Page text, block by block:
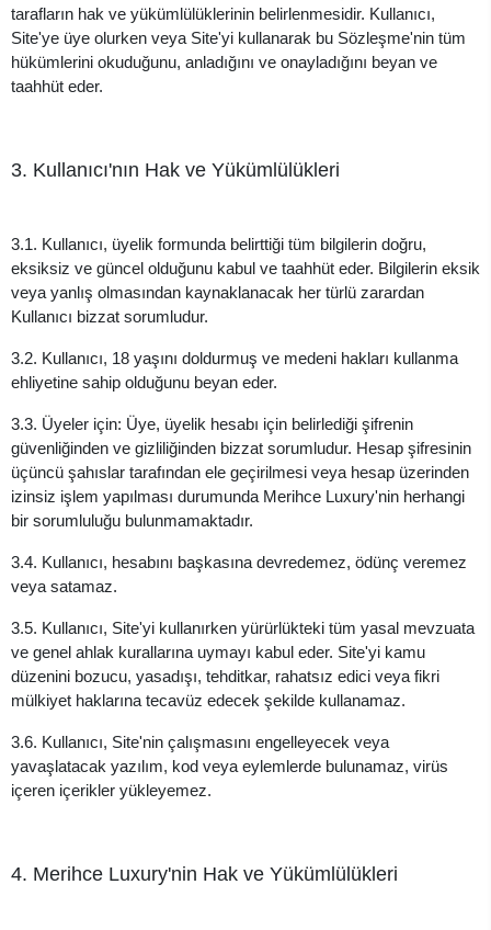
tarafların hak ve yükümlülüklerinin belirlenmesidir. Kullanıcı,
Site'ye üye olurken veya Site'yi kullanarak bu Sözleşme'nin tüm
hükümlerini okuduğunu, anladığını ve onayladığını beyan ve
taahhüt eder.
3. Kullanıcı'nın Hak ve Yükümlülükleri
3.1. Kullanıcı, üyelik formunda belirttiği tüm bilgilerin doğru,
eksiksiz ve güncel olduğunu kabul ve taahhüt eder. Bilgilerin eksik
veya yanlış olmasından kaynaklanacak her türlü zarardan
Kullanıcı bizzat sorumludur.
3.2. Kullanıcı, 18 yaşını doldurmuş ve medeni hakları kullanma
ehliyetine sahip olduğunu beyan eder.
3.3. Üyeler için: Üye, üyelik hesabı için belirlediği şifrenin
güvenliğinden ve gizliliğinden bizzat sorumludur. Hesap şifresinin
üçüncü şahıslar tarafından ele geçirilmesi veya hesap üzerinden
izinsiz işlem yapılması durumunda Merihce Luxury'nin herhangi
bir sorumluluğu bulunmamaktadır.
3.4. Kullanıcı, hesabını başkasına devredemez, ödünç veremez
veya satamaz.
3.5. Kullanıcı, Site'yi kullanırken yürürlükteki tüm yasal mevzuata
ve genel ahlak kurallarına uymayı kabul eder. Site'yi kamu
düzenini bozucu, yasadışı, tehditkar, rahatsız edici veya fikri
mülkiyet haklarına tecavüz edecek şekilde kullanamaz.
3.6. Kullanıcı, Site'nin çalışmasını engelleyecek veya
yavaşlatacak yazılım, kod veya eylemlerde bulunamaz, virüs
içeren içerikler yükleyemez.
4. Merihce Luxury'nin Hak ve Yükümlülükleri